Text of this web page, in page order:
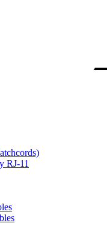
RJ-11